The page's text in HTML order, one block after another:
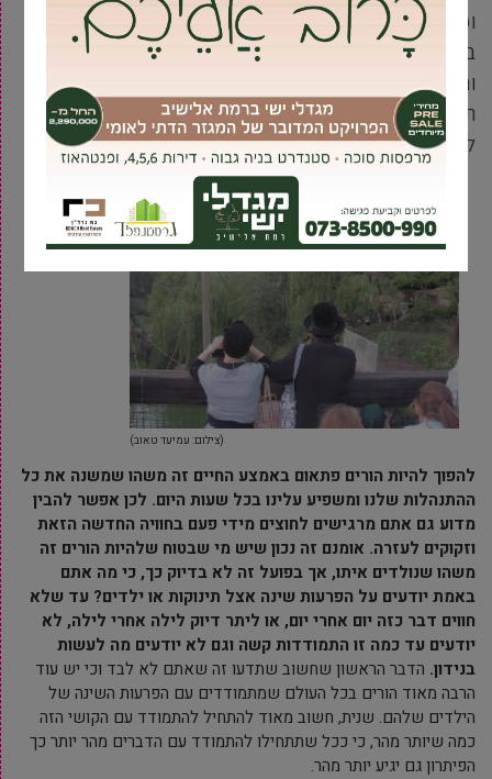
וכך קורה גם בנושא של הדרכות ההורים וההתמודדות עם
בעיות השינה. עם זאת, לא בכל מרכז שבו יש הרצאות
והדרכות להורים תקבלו את הטוב ביותר, ולא בכל מקום
תפגשו מרצים מספיק מקצועיים. לכן שווה לכם לבדוק
לאיפה אתם פונים ומה כל אחד יוכל להציע לכם
(צילום: עמיעד טאוב)
להפוך להיות הורים פתאום באמצע החיים זה משהו שמשנה את כל
ההתנהלות שלנו ומשפיע עלינו בכל שעות היום. לכן אפשר להבין
מדוע גם אתם מרגישים לחוצים מידי פעם בחוויה החדשה הזאת
וזקוקים לעזרה. אומנם זה נכון שיש מי שבטוח שלהיות הורים זה
משהו שנולדים איתו, אך בפועל זה לא בדיוק כך, כי מה אתם
באמת יודעים על הפרעות שינה אצל תינוקות או ילדים? עד שלא
חווים דבר כזה יום אחרי יום, או ליתר דיוק לילה אחרי לילה, לא
יודעים עד כמה זו התמודדות קשה וגם לא יודעים מה לעשות
בנידון. הדבר הראשון שחשוב שתדעו זה שאתם לא לבד וכי יש עוד
הרבה מאוד הורים בכל העולם שמתמודדים עם הפרעות השינה של
הילדים שלהם. שנית, חשוב מאוד להתחיל להתמודד עם הקושי הזה
כמה שיותר מהר, כי ככל שתתחילו להתמודד עם הדברים מהר יותר כך
הפיתרון גם יגיע יותר מהר.